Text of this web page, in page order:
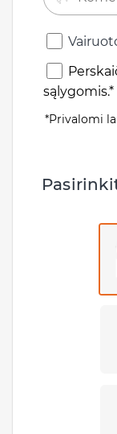
sąlygomis.*
*Privalomi